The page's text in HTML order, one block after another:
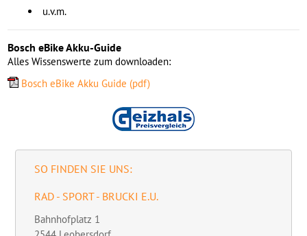
u.v.m.
Bosch eBike Akku-Guide
Alles Wissenswerte zum downloaden:
Bosch eBike Akku Guide (pdf)
SO FINDEN SIE UNS:
RAD - SPORT - BRUCKI E.U.
Bahnhofplatz 1